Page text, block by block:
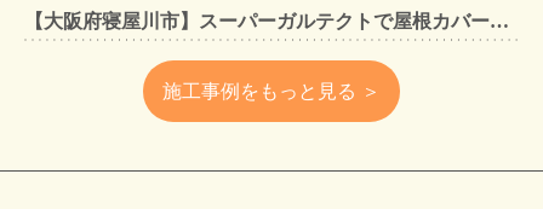
【大阪府寝屋川市】スーパーガルテクトで屋根カバー工法・外壁塗装・雨樋工事｜住まいをトータルリフォームした施工事例
施工事例をもっと見る ＞